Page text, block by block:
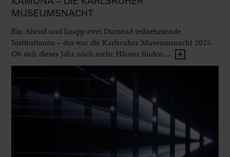
MUSEUMSNACHT
Ein Abend und knapp zwei Dutzend teilnehmende
Institutionen – das war die Karlsruher Museumsnacht 2025.
Ob sich dieses Jahr noch mehr Häuser finden,...